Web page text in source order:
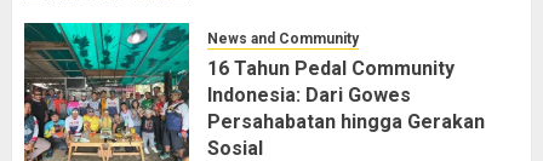
News and Community
16 Tahun Pedal Community
Indonesia: Dari Gowes
Persahabatan hingga Gerakan
Sosial